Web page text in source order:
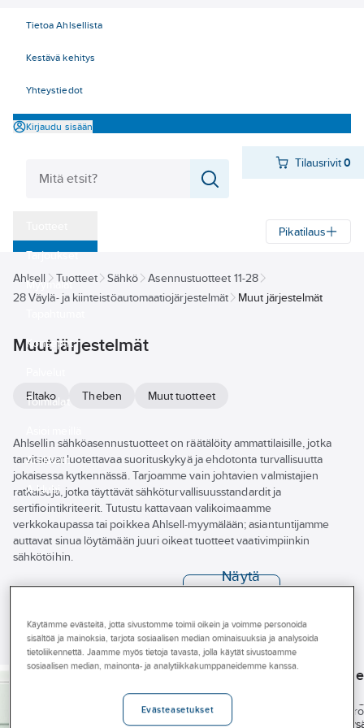
Tietoa Ahlsellista
Kestävä kehitys
Yhteystiedot
Kirjaudu sisään
Tilausrivit 0
‎Tarjoukset
Myymälät
Konseptit
Toimialat
Artikkelit
A-klubi
Pikatilaus
Ahlsell Tuotteet Sähkö
Asennustuotteet 11-28
28 Väylä- ja kiinteistöautomaatiojärjestelmät
Muut järjestelmät
Muut järjestelmät
Eltako Theben Muut tuotteet
Ahlsellin sähköasennustuotteet on räätälöity ammattilaisille, jotka
tarvitsevat luotettavaa suorituskykyä ja ehdotonta turvallisuutta
jokaisessa kytkennässä. Tarjoamme vain johtavien valmistajien
ratkaisuja, jotka täyttävät sähköturvallisuusstandardit ja
sertifiointikriteerit. Tutustu kattavaan valikoimaamme
verkkokaupassa tai poikkea Ahlsell-myymälään; asiantuntijamme
auttavat sinua löytämään juuri oikeat tuotteet vaativimpiinkin
sähkötöihin.
Tuotemerkki
Varastossa
Uudet tuotteet
Näytä
kaikki
Tuotteet (223)
ELTAKO
Painike langaton
2814021
ELTAKO
Sysäysrele
230V Eltako
Tuotenumero:
2814236
Langaton sysäysrele
ELTAKO
ledeille GLE Eltako
Tuotenumero:
Sysäysrele
Langaton
Käytämme evästeitä, jotta sivustomme toimii oikein ja voimme personoida
sisältöä ja mainoksia, tarjota sosiaalisen median ominaisuuksia ja analysoida
tietoliikennettä. Jaamme myös tietoja tavasta, jolla käytät sivustoamme
sosiaalisen median, mainonta- ja analytiikkakumppaneidemme kanssa.
Evästeasetukset